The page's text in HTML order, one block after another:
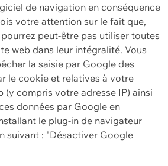
de navigation en conséquence
votre attention sur le fait que,
peut-être pas utiliser toutes
web dans leur intégralité. Vous
la saisie par Google des
le cookie et relatives à votre
(y compris votre adresse IP) ainsi
données par Google en
le plug-in de navigateur
suivant : "Désactiver Google